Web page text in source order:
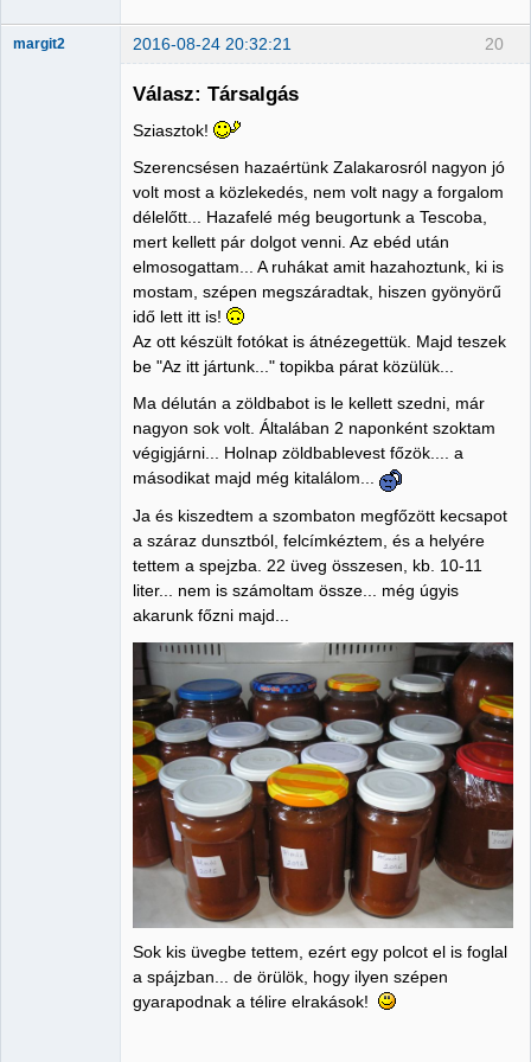
20
margit2 2016-08-24 20:32:21
Válasz: Társalgás
Sziasztok!
Szerencsésen hazaértünk Zalakarosról nagyon jó
volt most a közlekedés, nem volt nagy a forgalom
délelőtt... Hazafelé még beugortunk a Tescoba,
mert kellett pár dolgot venni. Az ebéd után
elmosogattam... A ruhákat amit hazahoztunk, ki is
mostam, szépen megszáradtak, hiszen gyönyörű
idő lett itt is!
Az ott készült fotókat is átnézegettük. Majd teszek
be "Az itt jártunk..." topikba párat közülük...
Ma délután a zöldbabot is le kellett szedni, már
nagyon sok volt. Általában 2 naponként szoktam
végigjárni... Holnap zöldbablevest főzök.... a
másodikat majd még kitalálom...
Ja és kiszedtem a szombaton megfőzött kecsapot
a száraz dunsztból, felcímkéztem, és a helyére
tettem a spejzba. 22 üveg összesen, kb. 10-11
liter... nem is számoltam össze... még úgyis
akarunk főzni majd...
Sok kis üvegbe tettem, ezért egy polcot el is foglal
a spájzban... de örülök, hogy ilyen szépen
gyarapodnak a télire elrakások!